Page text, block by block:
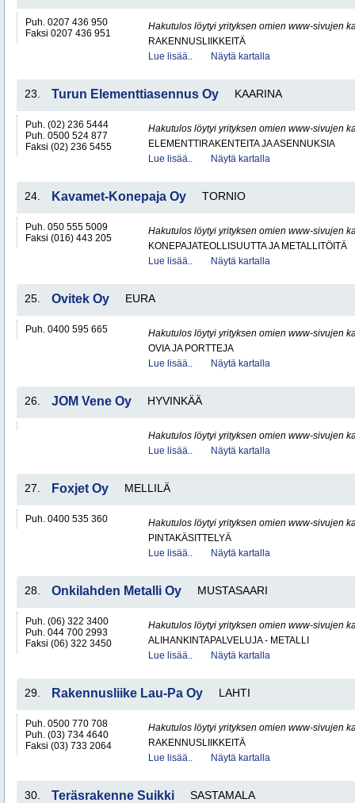
Puh. 0207 436 950
Faksi 0207 436 951
Hakutulos löytyi yrityksen omien www-sivujen
RAKENNUSLIIKKEITÄ
Lue lisää..
Näytä kartalla
23. Turun Elementtiasennus Oy KAARINA
Puh. (02) 236 5444
Puh. 0500 524 877
Faksi (02) 236 5455
Hakutulos löytyi yrityksen omien www-sivujen
ELEMENTTIRAKENTEITA JA ASENNUKSIA
Lue lisää..
Näytä kartalla
24. Kavamet-Konepaja Oy TORNIO
Puh. 050 555 5009
Faksi (016) 443 205
Hakutulos löytyi yrityksen omien www-sivujen
KONEPAJATEOLLISUUTTA JA METALLITÖITÄ
Lue lisää..
Näytä kartalla
25. Ovitek Oy EURA
Puh. 0400 595 665
Hakutulos löytyi yrityksen omien www-sivujen
OVIA JA PORTTEJA
Lue lisää..
Näytä kartalla
26. JOM Vene Oy HYVINKÄÄ
Hakutulos löytyi yrityksen omien www-sivujen
Lue lisää..
Näytä kartalla
27. Foxjet Oy MELLILÄ
Puh. 0400 535 360
Hakutulos löytyi yrityksen omien www-sivujen
PINTAKÄSITTELYÄ
Lue lisää..
Näytä kartalla
28. Onkilahden Metalli Oy MUSTASAARI
Puh. (06) 322 3400
Puh. 044 700 2993
Faksi (06) 322 3450
Hakutulos löytyi yrityksen omien www-sivujen
ALIHANKINTAPALVELUJA - METALLI
Lue lisää..
Näytä kartalla
29. Rakennusliike Lau-Pa Oy LAHTI
Puh. 0500 770 708
Puh. (03) 734 4640
Faksi (03) 733 2064
Hakutulos löytyi yrityksen omien www-sivujen
RAKENNUSLIIKKEITÄ
Lue lisää..
Näytä kartalla
30. Teräsrakenne Suikki SASTAMALA